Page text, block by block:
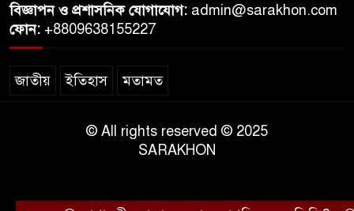
বিজ্ঞাপন ও প্রশাসনিক যোগাযোগ: admin@sarakhon.com
ফোন: +8809638155227
জাতীয় ইতিহাস মতামত
© All rights reserved © 2025
SARAKHON